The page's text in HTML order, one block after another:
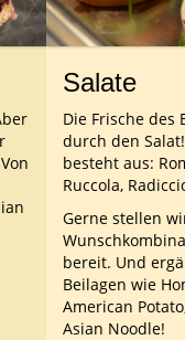
Salate
Die Frische des
durch den
besteht aus:
Ruccola,
Gerne stellen
bereit. Und
Beilagen wie
American
Asian Noodle!